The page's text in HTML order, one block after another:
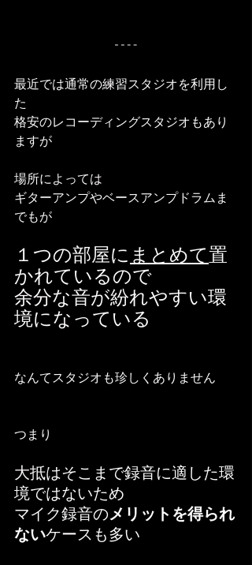
最近では通常の練習スタジオを利用し
た
格安のレコーディングスタジオもあり
ますが
場所によっては
ギターアンプやベースアンプドラムま
でもが
１つの部屋に まとめて置
かれているので
余分な音が紛れやすい環
境になっている
なんてスタジオも珍しくありません
つまり
大抵はそこまで録音に適した環
境ではないため
マイク録音のメリットを得られ
ないケースも多い